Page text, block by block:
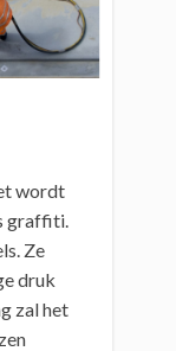
wordt
graffiti.
Ze
druk
zal het